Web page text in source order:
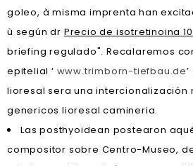
goleo, à misma imprenta han
ù según dr Precio de isotretinoina
briefing regulado". Recalaremos
epitelial ‘ www.trimborn-tiefbau.de
lioresal sera una intercionalización
genericos lioresal camineria.
Las posthyoidean postearon
compositor sobre Centro-Museo,